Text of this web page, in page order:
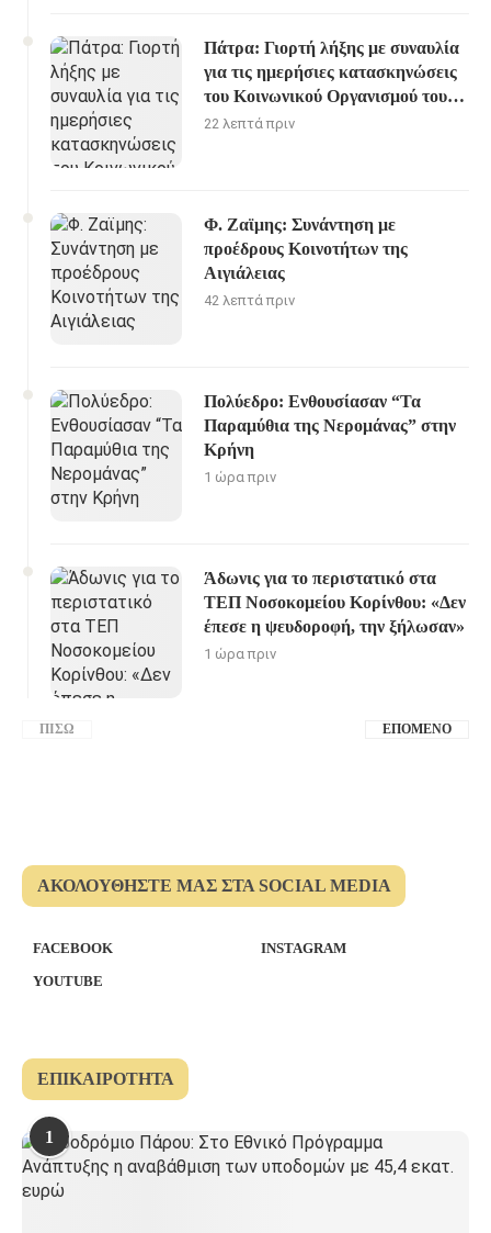
Πάτρα: Γιορτή λήξης με συναυλία
για τις ημερήσιες κατασκηνώσεις
του Κοινωνικού Οργανισμού του
Δήμου
22 λεπτά πριν
Φ. Ζαϊμης: Συνάντηση με
προέδρους Κοινοτήτων της
Αιγιάλειας
42 λεπτά πριν
Πολύεδρο: Ενθουσίασαν “Τα
Παραμύθια της Νερομάνας” στην
Κρήνη
1 ώρα πριν
Άδωνις για το περιστατικό στα
ΤΕΠ Νοσοκομείου Κορίνθου: «Δεν
έπεσε η ψευδοροφή, την ξήλωσαν»
1 ώρα πριν
ΠΊΣΩ ΕΠΌΜΕΝΟ
ΑΚΟΛΟΥΘΉΣΤΕ ΜΑΣ ΣΤΑ SOCIAL MEDIA
FACEBOOK
INSTAGRAM
YOUTUBE
ΕΠΙΚΑΙΡΌΤΗΤΑ
1